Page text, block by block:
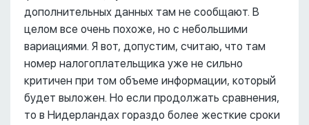
дополнительных данных там не сообщают. В
целом все очень похоже, но с небольшими
вариациями. Я вот, допустим, считаю, что там
номер налогоплательщика уже не сильно
критичен при том объеме информации, который
будет выложен. Но если продолжать сравнения,
то в Нидерландах гораздо более жесткие сроки